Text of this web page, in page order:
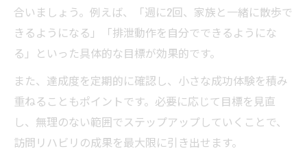
合いましょう。例えば、「週に2回、家族と一緒に散歩で
きるようになる」「排泄動作を自分でできるようにな
る」といった具体的な目標が効果的です。
また、達成度を定期的に確認し、小さな成功体験を積み
重ねることもポイントです。必要に応じて目標を見直
し、無理のない範囲でステップアップしていくことで、
訪問リハビリの成果を最大限に引き出せます。